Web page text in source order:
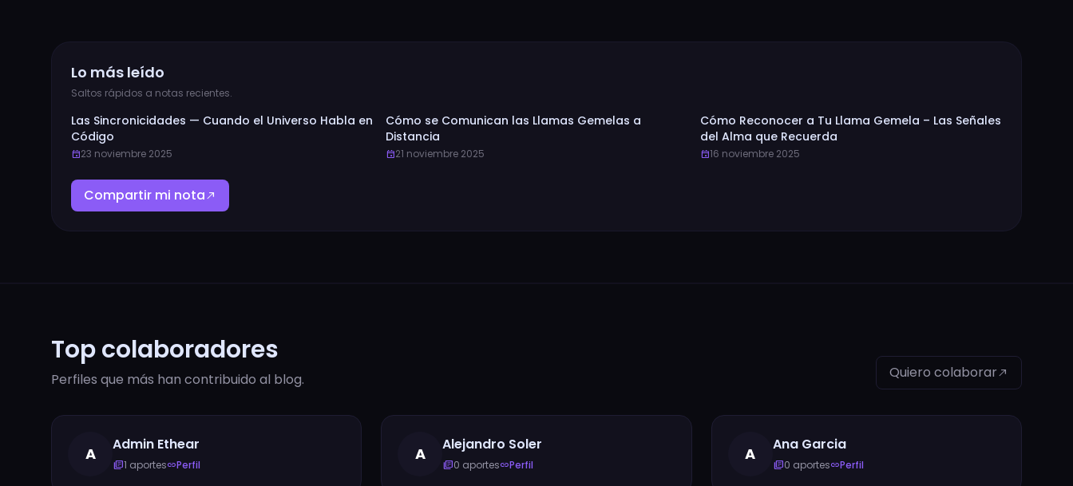
Lo más leído
Saltos rápidos a notas recientes.
Las Sincronicidades — Cuando el Universo Habla en
Código
event23 noviembre 2025
Cómo se Comunican las Llamas Gemelas a
Distancia
event21 noviembre 2025
Cómo Reconocer a Tu Llama Gemela – Las Señales
del Alma que Recuerda
event16 noviembre 2025
Compartir mi notanorth_east
Top colaboradores
Perfiles que más han contribuido al blog. Quiero colaborarnorth_east
A Admin Ethear
library_books1 aporteslinkPerfil
A Alejandro Soler
library_books0 aporteslinkPerfil
A Ana Garcia
library_books0 aporteslinkPerfil